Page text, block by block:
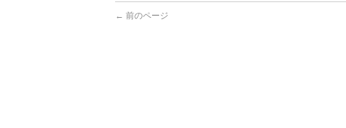
← 前のページ